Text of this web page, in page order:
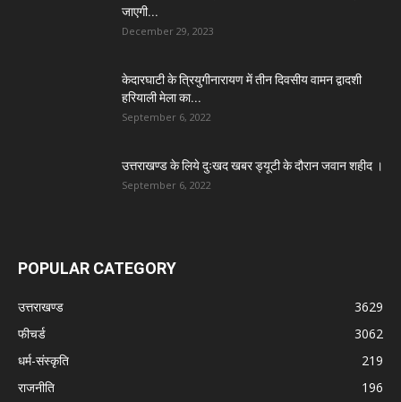
जाएगी...
December 29, 2023
केदारघाटी के त्रियुगीनारायण में तीन दिवसीय वामन द्वादशी
हरियाली मेला का...
September 6, 2022
उत्तराखण्ड के लिये दुःखद खबर ड्यूटी के दौरान जवान शहीद ।
September 6, 2022
POPULAR CATEGORY
उत्तराखण्ड
3629
फीचर्ड
3062
धर्म-संस्कृति
219
राजनीति
196